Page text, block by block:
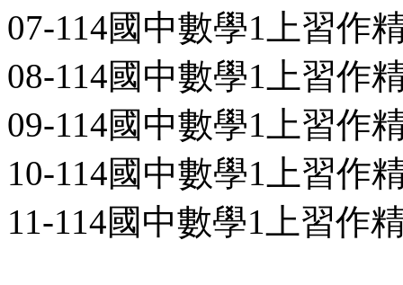
07-114國中數學1上習作
08-114國中數學1上習作
09-114國中數學1上習作
10-114國中數學1上習作
11-114國中數學1上習作